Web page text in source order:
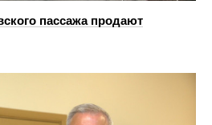
пассажа продают